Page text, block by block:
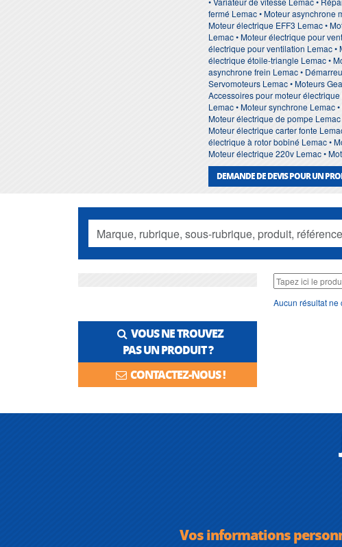
fermé Lemac • Moteur asynchrone
Moteur électrique EFF3 Lemac •
Lemac • Moteur électrique pour
électrique pour ventilation Lemac •
électrique étoile-triangle Lemac •
asynchrone frein Lemac •
Servomoteurs Lemac • Moteurs
Accessoires pour moteur
Lemac • Moteur synchrone Lemac
Moteur électrique de pompe
Moteur électrique carter fonte
électrique à rotor bobiné Lemac •
Moteur électrique 220v Lemac •
DEMANDE DE DEVIS POUR UN
VOUS NE TROUVEZ
PAS UN PRODUIT ?
CONTACTEZ-NOUS !
Aucun résultat ne
Vos informations